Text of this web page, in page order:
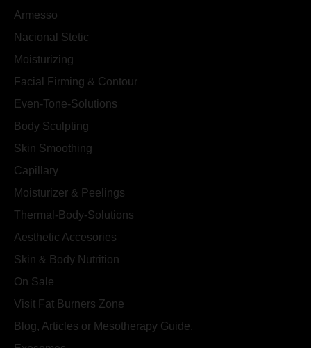
Armesso
Nacional Stetic
Moisturizing
Facial Firming & Contour
Even-Tone-Solutions
Body Sculpting
Skin Smoothing
Capillary
Moisturizer & Peelings
Thermal-Body-Solutions
Aesthetic Accesories
Skin & Body Nutrition
On Sale
Visit Fat Burners Zone
Blog, Articles or Mesotherapy Guide.